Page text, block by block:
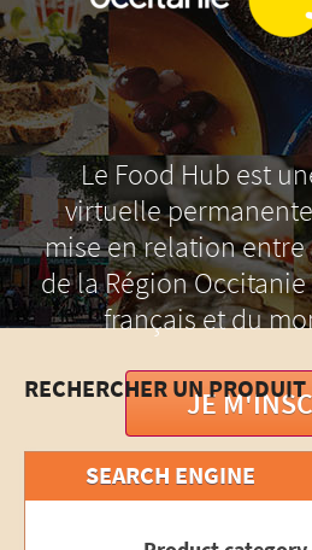
Le Food Hub est
virtuelle
mise en relation
de la Région
français et du
JE
RECHERCHER UN PRODUIT
SEARCH ENGINE